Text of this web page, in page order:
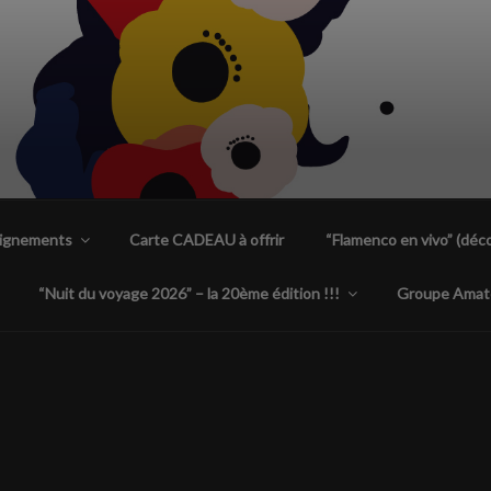
PLANTA TACÓN
à Nantes
Carte CADEAU à offrir “Flamenco en vivo”
“Nuit du voyage 2026” – la 20ème édition !!! Groupe